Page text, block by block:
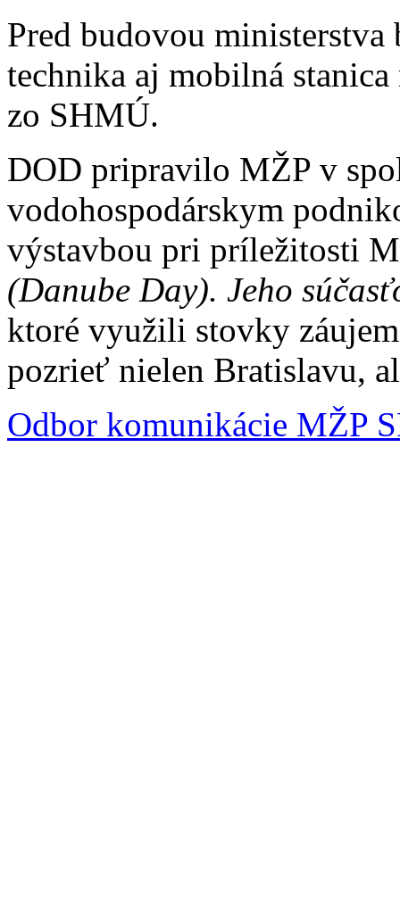
Pred budovou ministerstva
technika aj mobilná
zo SHMÚ.
DOD pripravilo MŽP v
vodohospodárskym
výstavbou pri príležitosti
(Danube Day). Jeho
ktoré využili stovky
pozrieť nielen Bratislavu,
Odbor komunikácie MŽP